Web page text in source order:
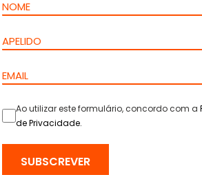
O
duas
Ao utilizar este formulário, concordo com a
de Privacidade.
SUBSCREVER